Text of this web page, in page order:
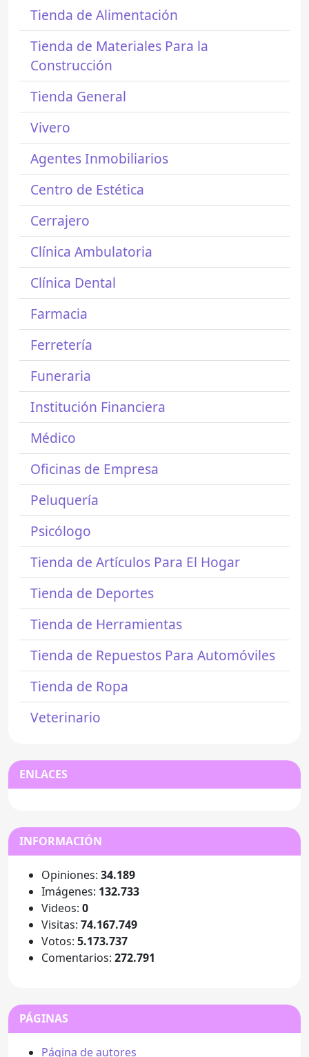
Tienda de Alimentación
Tienda de Materiales Para la
Construcción
Tienda General
Vivero
Agentes Inmobiliarios
Centro de Estética
Cerrajero
Clínica Ambulatoria
Clínica Dental
Farmacia
Ferretería
Funeraria
Institución Financiera
Médico
Oficinas de Empresa
Peluquería
Psicólogo
Tienda de Artículos Para El Hogar
Tienda de Deportes
Tienda de Herramientas
Tienda de Repuestos Para Automóviles
Tienda de Ropa
Veterinario
ENLACES
INFORMACIÓN
Opiniones: 34.189
Imágenes: 132.733
Videos: 0
Visitas: 74.167.749
Votos: 5.173.737
Comentarios: 272.791
PÁGINAS
Página de autores